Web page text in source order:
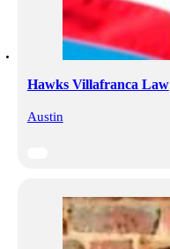
Hawks Villafranca Law
Austin